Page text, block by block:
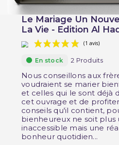
Le Mariage Un
La Vie - Edition Al
(1 avis)
En stock 2 Produits
Nous conseillons aux
voudraient se marier
et celles qui le sont déjà
cet ouvrage et de
conseils qu'il contient,
bienheureux ne soit
inaccessible mais une
bonheur quotidien...